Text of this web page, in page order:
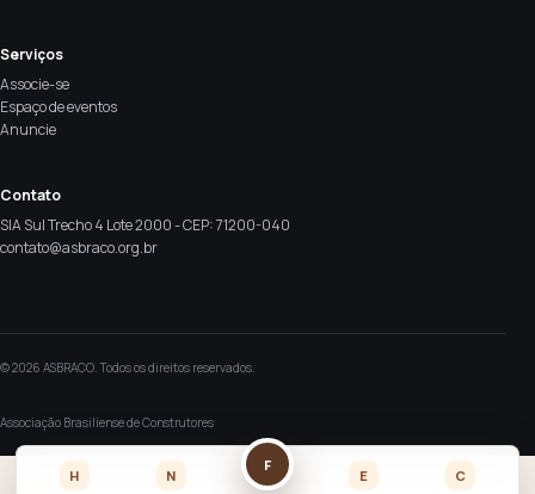
Serviços
Associe-se
Espaço de eventos
Anuncie
Contato
SIA Sul Trecho 4 Lote 2000 - CEP: 71200-040
contato@asbraco.org.br
© 2026 ASBRACO. Todos os direitos reservados.
Associação Brasiliense de Construtores
H N
F
E C